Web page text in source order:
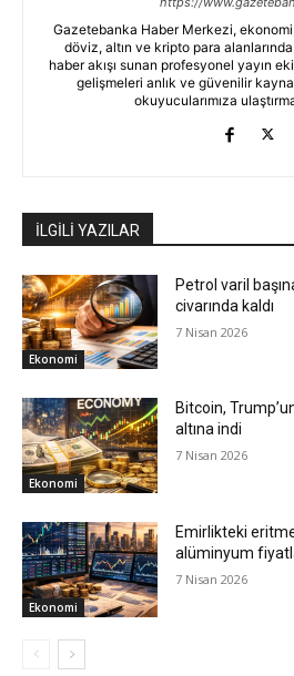
Gazetebanka Haber Merkezi,
döviz, altın ve kripto para alanlarında
haber akışı sunan profesyonel yayın
gelişmeleri anlık ve güvenilir
okuyucularımıza
İLGİLİ YAZILAR
Ekonomi
Petrol varil
civarında kaldı
7 Nisan 2026
Ekonomi
Bitcoin,
altına indi
7 Nisan 2026
Ekonomi
Emirlikteki
alüminyum
7 Nisan 2026